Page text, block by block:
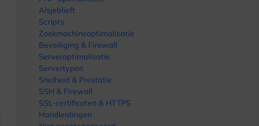
Alsjeblieft
Scripts
Zoekmachineoptimalisatie
Beveiliging & Firewall
Serveroptimalisatie
Servertypen
Snelheid & Prestatie
SSH & Firewall
SSL-certificaten & HTTPS
Handleidingen